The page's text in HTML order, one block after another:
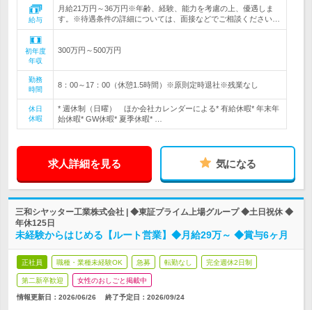
給与
月給21万円～36万円※年齢、経験、能力を考慮の上、優遇しま
す。※待遇条件の詳細については、面接などでご相談ください…
初年度
年収
300万円～500万円
勤務
時間
8：00～17：00（休憩1.5時間）※原則定時退社※残業なし
休日
休暇
* 週休制（日曜） ほか会社カレンダーによる* 有給休暇* 年末年
始休暇* GW休暇* 夏季休暇* …
求人詳細を見る 気になる
三和シヤッター工業株式会社 | ◆東証プライム上場グループ ◆土日祝休 ◆
年休125日
未経験からはじめる【ルート営業】◆月給29万～ ◆賞与6ヶ月
正社員 職種・業種未経験OK 急募 転勤なし 完全週休2日制
第二新卒歓迎 女性のおしごと掲載中
情報更新日：2026/06/26 終了予定日： 2026/09/24